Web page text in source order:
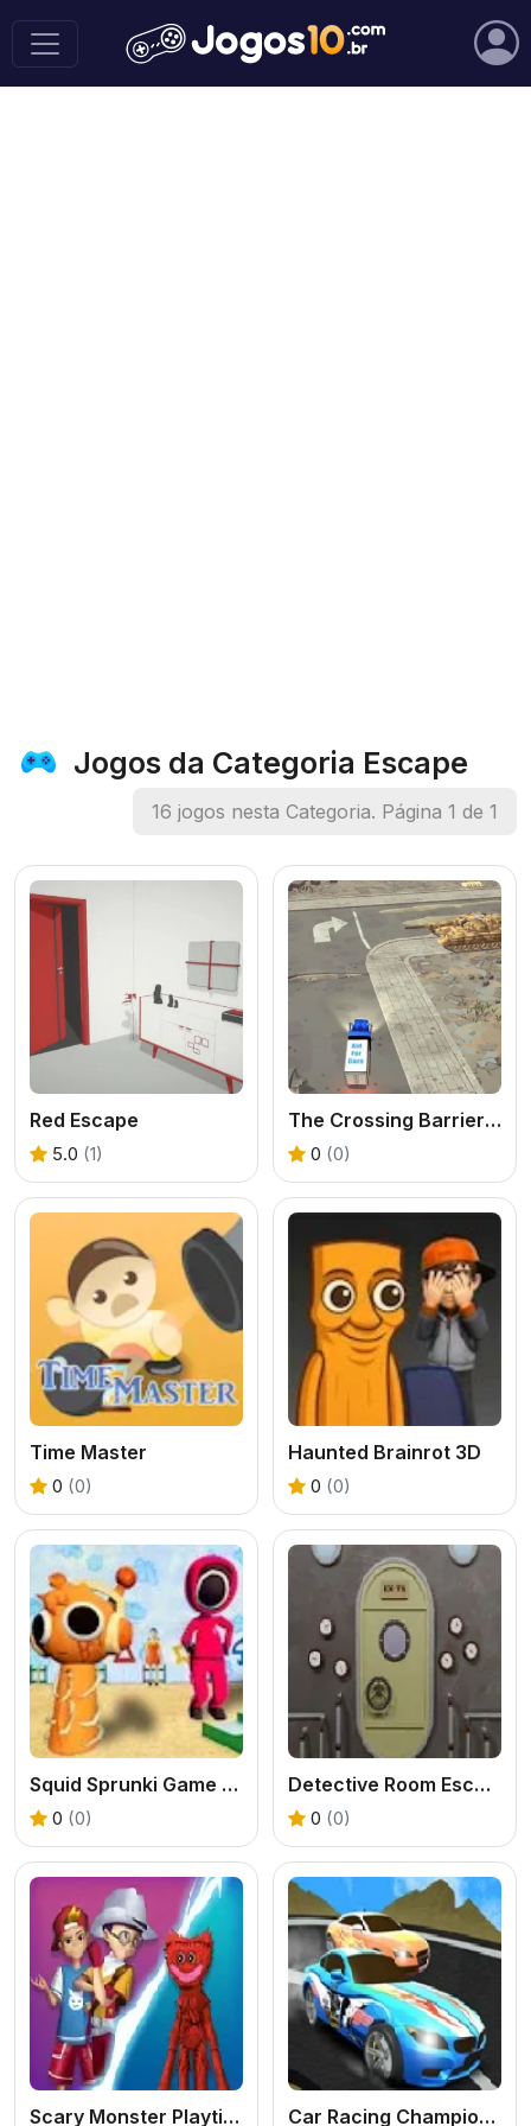
Jogos da Categoria Escape
16 jogos nesta Categoria. Página 1 de 1
Red Escape
5.0 (1)
The Crossing Barriers: Aid Deliverance
0 (0)
Time Master
0 (0)
Haunted Brainrot 3D
0 (0)
Squid Sprunki Game Red Light
0 (0)
Detective Room Escape
0 (0)
Scary Monster Playtime Car Racing Championship